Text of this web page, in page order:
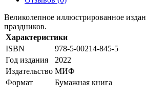
Великолепное иллюстрированное
праздников.
Характеристики
ISBN
978-5-00214-845-5
Год издания
2022
Издательство МИФ
Формат
Бумажная книга